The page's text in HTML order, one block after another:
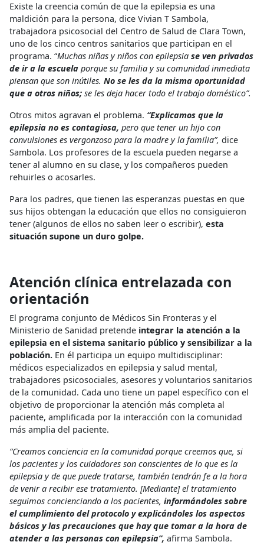
Existe la creencia común de que la epilepsia es una
maldición para la persona, dice Vivian T Sambola,
trabajadora psicosocial del Centro de Salud de Clara Town,
uno de los cinco centros sanitarios que participan en el
programa. “Muchas niñas y niños con epilepsia se ven privados
de ir a la escuela porque su familia y su comunidad inmediata
piensan que son inútiles. No se les da la misma oportunidad
que a otros niños; se les deja hacer todo el trabajo doméstico”.
Otros mitos agravan el problema. “Explicamos que la
epilepsia no es contagiosa, pero que tener un hijo con
convulsiones es vergonzoso para la madre y la familia”, dice
Sambola. Los profesores de la escuela pueden negarse a
tener al alumno en su clase, y los compañeros pueden
rehuirles o acosarles.
Para los padres, que tienen las esperanzas puestas en que
sus hijos obtengan la educación que ellos no consiguieron
tener (algunos de ellos no saben leer o escribir), esta
situación supone un duro golpe.
Atención clínica entrelazada con
orientación
El programa conjunto de Médicos Sin Fronteras y el
Ministerio de Sanidad pretende integrar la atención a la
epilepsia en el sistema sanitario público y sensibilizar a la
población. En él participa un equipo multidisciplinar:
médicos especializados en epilepsia y salud mental,
trabajadores psicosociales, asesores y voluntarios sanitarios
de la comunidad. Cada uno tiene un papel específico con el
objetivo de proporcionar la atención más completa al
paciente, amplificada por la interacción con la comunidad
más amplia del paciente.
“Creamos conciencia en la comunidad porque creemos que, si
los pacientes y los cuidadores son conscientes de lo que es la
epilepsia y de que puede tratarse, también tendrán fe a la hora
de venir a recibir ese tratamiento. [Mediante] el tratamiento
seguimos concienciando a los pacientes, informándoles sobre
el cumplimiento del protocolo y explicándoles los aspectos
básicos y las precauciones que hay que tomar a la hora de
atender a las personas con epilepsia”, afirma Sambola.